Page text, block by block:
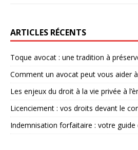
ARTICLES RÉCENTS
Toque avocat : une tradition à
Comment un avocat peut vous aider
Les enjeux du droit à la vie privée à
Licenciement : vos droits devant le
Indemnisation forfaitaire : votre